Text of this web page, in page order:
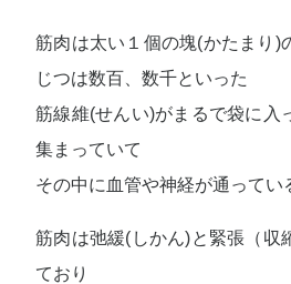
筋肉は太い１個の塊(かたまり)
じつは数百、数千といった
筋線維(せんい)がまるで袋に入
集まっていて
その中に血管や神経が通ってい
筋肉は弛緩(しかん)と緊張（収
ており